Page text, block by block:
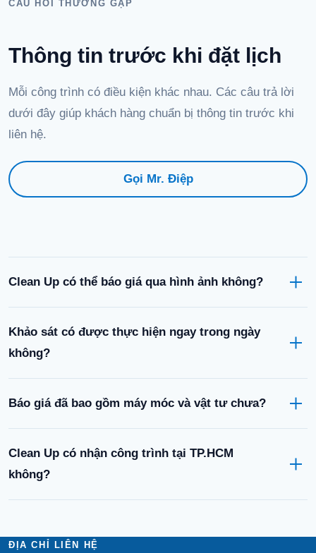
CÂU HỎI THƯỜNG GẶP
Thông tin trước khi đặt lịch
Mỗi công trình có điều kiện khác nhau. Các câu trả lời
dưới đây giúp khách hàng chuẩn bị thông tin trước khi
liên hệ.
Gọi Mr. Điệp
Clean Up có thể báo giá qua hình ảnh không?
Khảo sát có được thực hiện ngay trong ngày
không?
Báo giá đã bao gồm máy móc và vật tư chưa?
Clean Up có nhận công trình tại TP.HCM
không?
ĐỊA CHỈ LIÊN HỆ